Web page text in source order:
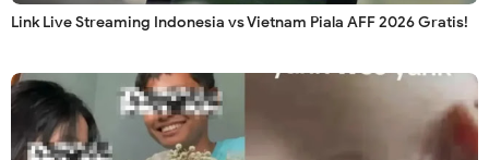
Link Live Streaming Indonesia vs Vietnam Piala AFF 2026 Gratis!